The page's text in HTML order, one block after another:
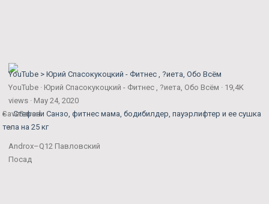
YouTube > Юрий Спасокукоцкий - Фитнес , ?иета, Обо Всём
YouTube · Юрий Спасокукоцкий - Фитнес , ?иета, Обо Всём · 19,4K
views · May 24, 2020
Стефани Санзо, фитнес мама, бодибилдер, пауэрлифтер и ее сушка
тела на 25 кг
SaveSaved
Androx–Q12 Павловский
Посад